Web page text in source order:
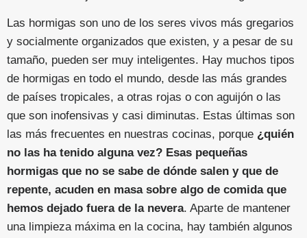
Las hormigas son uno de los seres vivos más gregarios
y socialmente organizados que existen, y a pesar de su
tamaño, pueden ser muy inteligentes. Hay muchos tipos
de hormigas en todo el mundo, desde las más grandes
de países tropicales, a otras rojas o con aguijón o las
que son inofensivas y casi diminutas. Estas últimas son
las más frecuentes en nuestras cocinas, porque ¿quién
no las ha tenido alguna vez? Esas pequeñas
hormigas que no se sabe de dónde salen y que de
repente, acuden en masa sobre algo de comida que
hemos dejado fuera de la nevera. Aparte de mantener
una limpieza máxima en la cocina, hay también algunos